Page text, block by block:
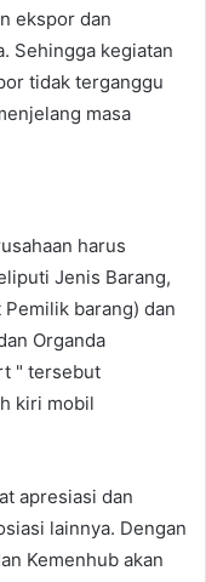
ekspor dan
Sehingga kegiatan
tidak terganggu
masa
harus
Jenis Barang,
barang) dan
Organda
" tersebut
kiri mobil
apresiasi dan
lainnya. Dengan
Kemenhub akan